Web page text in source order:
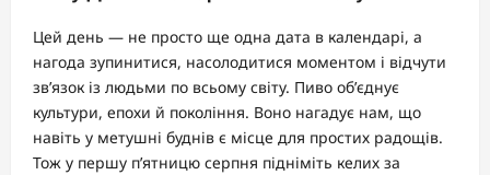
Цей день — не просто ще одна дата в календарі, а
нагода зупинитися, насолодитися моментом і відчути
зв’язок із людьми по всьому світу. Пиво об’єднує
культури, епохи й покоління. Воно нагадує нам, що
навіть у метушні буднів є місце для простих радощів.
Тож у першу п’ятницю серпня підніміть келих за